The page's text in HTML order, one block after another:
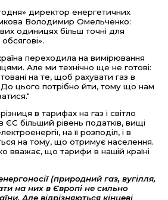
директор енергетичних
Володимир Омельченко:
одиницях більш точні для
переходила на вимірювання
Але ми технічно ще не готові:
на те, щоб рахувати газ в
цього потрібно йти, тому що нам
в тарифах на газ і світло
більший рівень податків, вищі
на її розподіл, і в
на тому, що отримує населення.
вважає, що тарифи в нашій країні
(природний газ, вугілля,
на них в Європі не сильно
Але відрізняються кінцеві